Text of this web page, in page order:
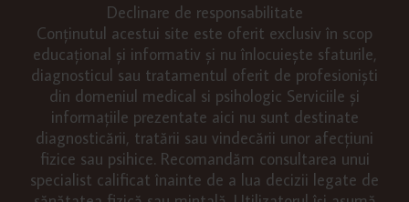
Declinare de responsabilitate
Conținutul acestui site este oferit exclusiv în scop
educațional și informativ și nu înlocuiește sfaturile,
diagnosticul sau tratamentul oferit de profesioniști
din domeniul medical si psihologic Serviciile și
informațiile prezentate aici nu sunt destinate
diagnosticării, tratării sau vindecării unor afecțiuni
fizice sau psihice. Recomandăm consultarea unui
specialist calificat înainte de a lua decizii legate de